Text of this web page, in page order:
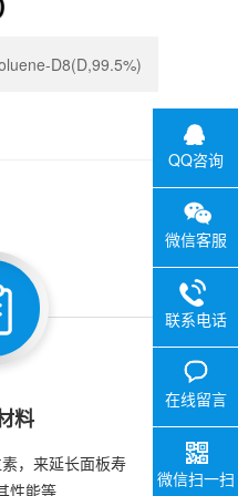
D8(D,99.5%)
料
，来延长面板寿
性能等
QQ咨询
微信客服
联系电话
在线留言
微信扫一扫